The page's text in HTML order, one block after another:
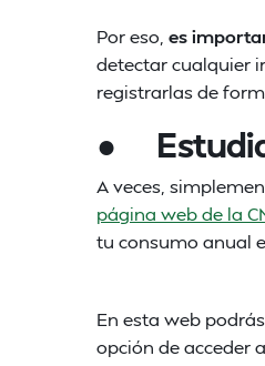
Por eso, es
detectar cualquier
registrarlas de
● Estudia
A veces,
página web de la
tu consumo anual
En esta web
opción de acceder